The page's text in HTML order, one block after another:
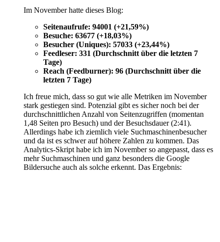
Im November hatte dieses Blog:
Seitenaufrufe: 94001 (+21,59%)
Besuche: 63677 (+18,03%)
Besucher (Uniques): 57033 (+23,44%)
Feedleser: 331 (Durchschnitt über die letzten 7
Tage)
Reach (Feedburner): 96 (Durchschnitt über die
letzten 7 Tage)
Ich freue mich, dass so gut wie alle Metriken im November
stark gestiegen sind. Potenzial gibt es sicher noch bei der
durchschnittlichen Anzahl von Seitenzugriffen (momentan
1,48 Seiten pro Besuch) und der Besuchsdauer (2:41).
Allerdings habe ich ziemlich viele Suchmaschinenbesucher
und da ist es schwer auf höhere Zahlen zu kommen. Das
Analytics-Skript habe ich im November so angepasst, dass es
mehr Suchmaschinen und ganz besonders die Google
Bildersuche auch als solche erkennt. Das Ergebnis: